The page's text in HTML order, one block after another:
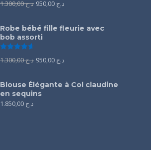
د.ج1.300,00 د.ج
Robe bébé fille fleurie avec
bob assorti
د.ج1.300,00 د.ج
Blouse Élégante à Col claudine
en sequins
د.ج